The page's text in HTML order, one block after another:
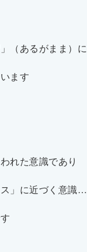
（あるがまま）に
ます
れた意識であり
」に近づく意識…